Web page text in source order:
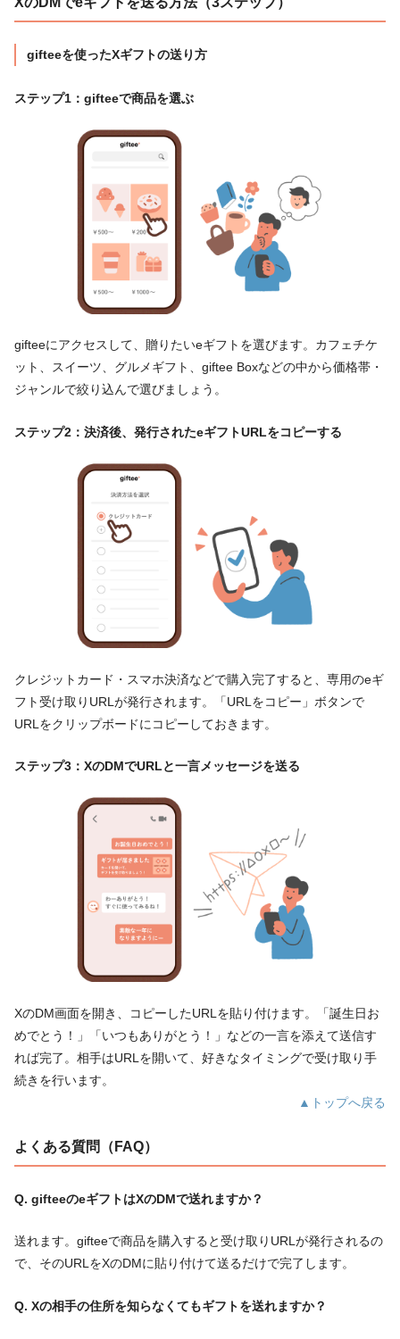
gifteeを使ったXギフトの送り方
ステップ1：gifteeで商品を選ぶ
gifteeにアクセスして、贈りたいeギフトを選びます。カフェチケ
ット、スイーツ、グルメギフト、giftee Boxなどの中から価格帯・
ジャンルで絞り込んで選びましょう。
ステップ2：決済後、発行されたeギフトURLをコピーする
クレジットカード・スマホ決済などで購入完了すると、専用のeギ
フト受け取りURLが発行されます。「URLをコピー」ボタンで
URLをクリップボードにコピーしておきます。
ステップ3：XのDMでURLと一言メッセージを送る
XのDM画面を開き、コピーしたURLを貼り付けます。「誕生日お
めでとう！」「いつもありがとう！」などの一言を添えて送信す
れば完了。相手はURLを開いて、好きなタイミングで受け取り手
続きを行います。
▲トップへ戻る
よくある質問（FAQ）
Q. gifteeのeギフトはXのDMで送れますか？
送れます。gifteeで商品を購入すると受け取りURLが発行されるの
で、そのURLをXのDMに貼り付けて送るだけで完了します。
Q. Xの相手の住所を知らなくてもギフトを送れますか？